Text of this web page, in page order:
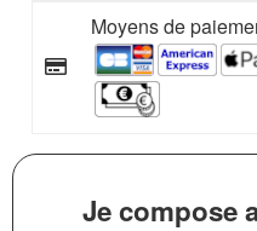
Moyens de
Je compose